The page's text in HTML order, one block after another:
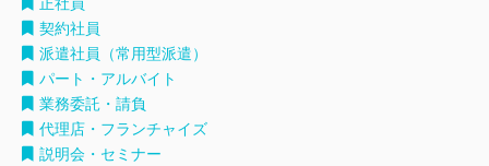
契約社員
派遣社員（常用型派遣）
パート・アルバイト
業務委託・請負
代理店・フランチャイズ
説明会・セミナー